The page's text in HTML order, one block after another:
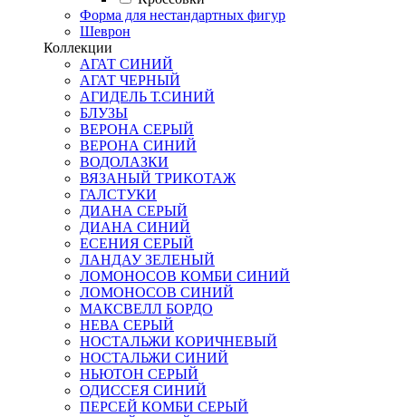
Форма для нестандартных фигур
Шеврон
Коллекции
АГАТ СИНИЙ
АГАТ ЧЕРНЫЙ
АГИДЕЛЬ Т.СИНИЙ
БЛУЗЫ
ВЕРОНА СЕРЫЙ
ВЕРОНА СИНИЙ
ВОДОЛАЗКИ
ВЯЗАНЫЙ ТРИКОТАЖ
ГАЛСТУКИ
ДИАНА СЕРЫЙ
ДИАНА СИНИЙ
ЕСЕНИЯ СЕРЫЙ
ЛАНДАУ ЗЕЛЕНЫЙ
ЛОМОНОСОВ КОМБИ СИНИЙ
ЛОМОНОСОВ СИНИЙ
МАКСВЕЛЛ БОРДО
НЕВА СЕРЫЙ
НОСТАЛЬЖИ КОРИЧНЕВЫЙ
НОСТАЛЬЖИ СИНИЙ
НЬЮТОН СЕРЫЙ
ОДИССЕЯ СИНИЙ
ПЕРСЕЙ КОМБИ СЕРЫЙ